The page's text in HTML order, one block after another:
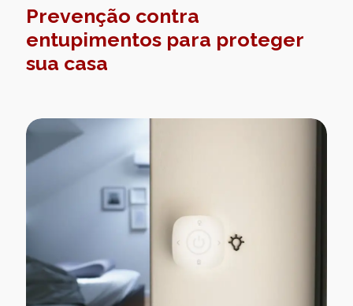
Prevenção contra
entupimentos para proteger
sua casa